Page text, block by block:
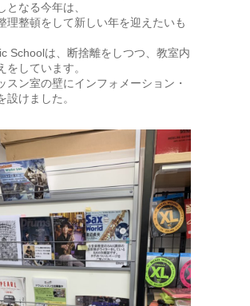
となる今年は、
理整頓をして新しい年を迎えたいも
Schoolは、断捨離をしつつ、教室内
をしています。
スン室の壁にインフォメーション・
設けました。